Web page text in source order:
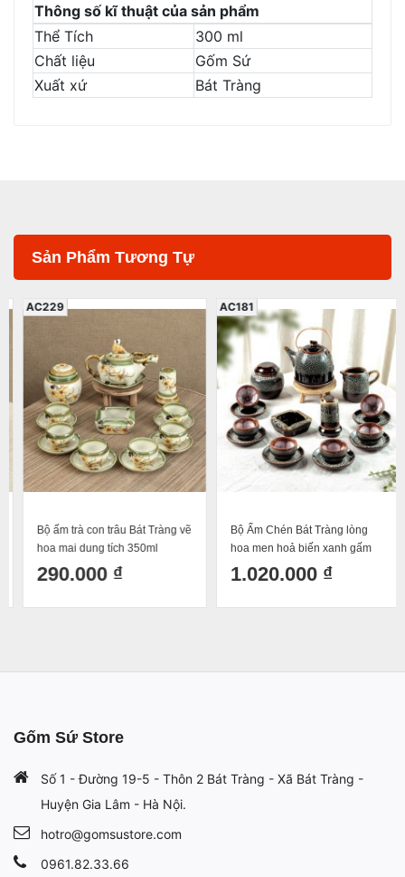
Thông số kĩ thuật của sản phẩm
Thể Tích
300 ml
Chất liệu
Gốm Sứ
Xuất xứ
Bát Tràng
Sản Phẩm Tương Tự
Bộ ấm trà con trâu Bát Tràng vẽ
hoa mai dung tích 350ml
290.000 ₫
AC229
Bộ Ấm Chén Bát Tràng lòng
hoa men hoả biến xanh gấm
Bát Tràng dáng Siêu Dung Tích
550ml
1.020.000 ₫
AC181
Gốm Sứ Store
Số 1 - Đường 19-5 - Thôn 2 Bát Tràng - Xã Bát Tràng -
Huyện Gia Lâm - Hà Nội.
hotro@gomsustore.com
0961.82.33.66